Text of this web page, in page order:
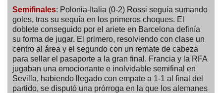
Semifinales: Polonia-Italia (0-2) Rossi seguía sumando
goles, tras su sequía en los primeros choques. El
doblete conseguido por el ariete en Barcelona definía
su forma de jugar. El primero, resolviendo con clase un
centro al área y el segundo con un remate de cabeza
para sellar el pasaporte a la gran final. Francia y la RFA
jugaban una emocionante e inolvidable semifinal en
Sevilla, habiendo llegado con empate a 1-1 al final del
partido, se disputó una prórroga en la que los alemanes